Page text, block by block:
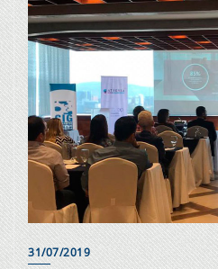
31/07/2019